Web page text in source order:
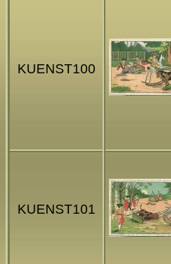
KUENST100
KUENST101